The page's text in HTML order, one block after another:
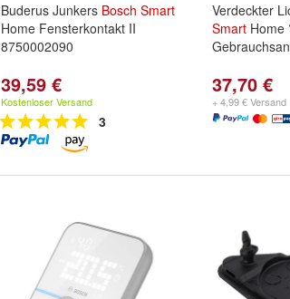
Buderus Junkers Bosch Smart
Home Fensterkontakt II
8750002090
39,59 €
Kostenloser Versand
3
Verdeckter
Smart Home
37,70 €
+ 4,99 € Versand